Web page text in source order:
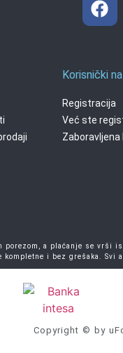
Korisnički
Registracija
Već ste
Zaboravljena
porezom, a plaćanje se
kompletne i bez grešaka.
Copyright © by